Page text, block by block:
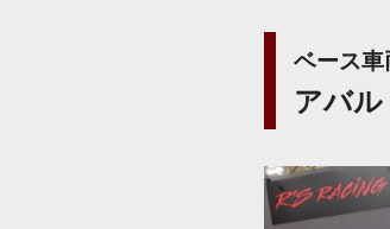
ベース車
アバル